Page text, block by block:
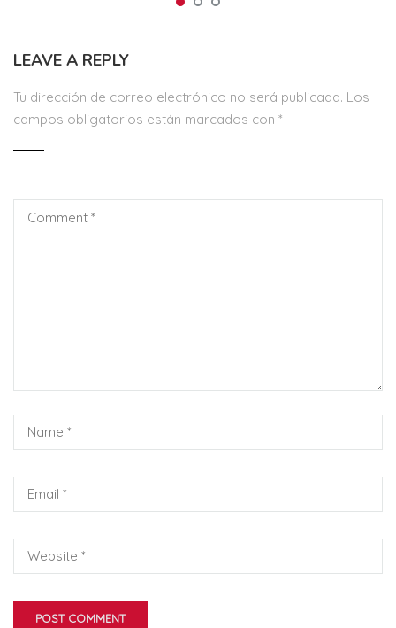
LEAVE A REPLY
Tu dirección de correo electrónico no será publicada. Los
campos obligatorios están marcados con *